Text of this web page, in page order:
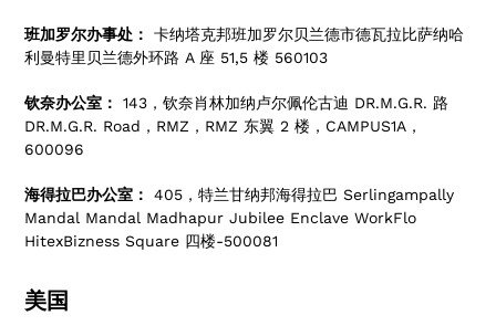
班加罗尔办事处：
卡纳塔克邦班加罗尔贝兰德市德瓦拉比萨纳哈
利曼特里贝兰德外环路 A 座 51,5 楼 560103
钦奈办公室：
143，钦奈肖林加纳卢尔佩伦古迪 DR.M.G.R. 路
DR.M.G.R. Road，RMZ，RMZ 东翼 2 楼，CAMPUS1A，
600096
海得拉巴办公室：
405，特兰甘纳邦海得拉巴 Serlingampally
Mandal Mandal Madhapur Jubilee Enclave WorkFlo
HitexBizness Square 四楼-500081
美国